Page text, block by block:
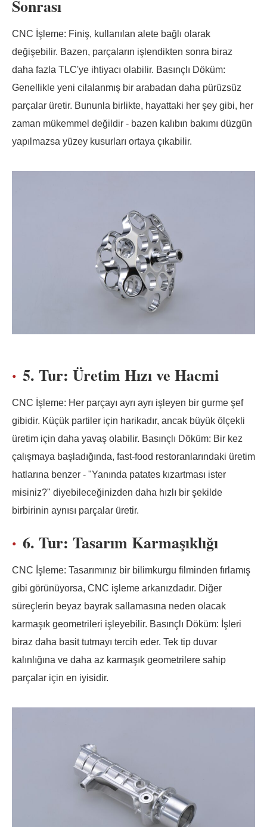
Sonrası
CNC İşleme: Finiş, kullanılan alete bağlı olarak
değişebilir. Bazen, parçaların işlendikten sonra biraz
daha fazla TLC'ye ihtiyacı olabilir. Basınçlı Döküm:
Genellikle yeni cilalanmış bir arabadan daha pürüzsüz
parçalar üretir. Bununla birlikte, hayattaki her şey gibi, her
zaman mükemmel değildir - bazen kalıbın bakımı düzgün
yapılmazsa yüzey kusurları ortaya çıkabilir.
5. Tur: Üretim Hızı ve Hacmi
CNC İşleme: Her parçayı ayrı ayrı işleyen bir gurme şef
gibidir. Küçük partiler için harikadır, ancak büyük ölçekli
üretim için daha yavaş olabilir. Basınçlı Döküm: Bir kez
çalışmaya başladığında, fast-food restoranlarındaki üretim
hatlarına benzer - "Yanında patates kızartması ister
misiniz?" diyebileceğinizden daha hızlı bir şekilde
birbirinin aynısı parçalar üretir.
6. Tur: Tasarım Karmaşıklığı
CNC İşleme: Tasarımınız bir bilimkurgu filminden fırlamış
gibi görünüyorsa, CNC işleme arkanızdadır. Diğer
süreçlerin beyaz bayrak sallamasına neden olacak
karmaşık geometrileri işleyebilir. Basınçlı Döküm: İşleri
biraz daha basit tutmayı tercih eder. Tek tip duvar
kalınlığına ve daha az karmaşık geometrilere sahip
parçalar için en iyisidir.